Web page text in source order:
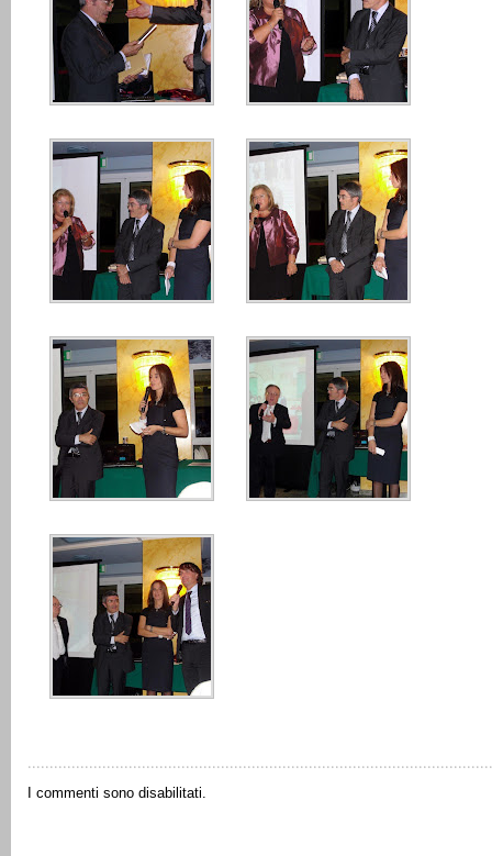
I commenti sono disabilitati.